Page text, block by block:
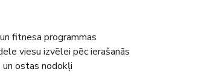
fitnesa programmas
viesu izvēlei pēc ierašanās
un ostas nodokļi